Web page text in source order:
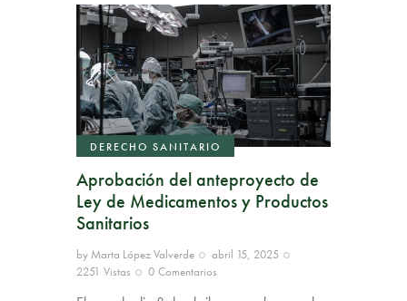
DERECHO SANITARIO
Aprobación del anteproyecto de
Ley de Medicamentos y Productos
Sanitarios
by Marta López Valverde
abril 15, 2025
2251 Vistas 0 Comentarios